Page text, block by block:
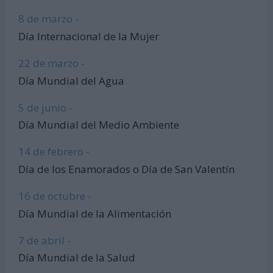
8 de marzo -
Día Internacional de la Mujer
22 de marzo -
Día Mundial del Agua
5 de junio -
Día Mundial del Medio Ambiente
14 de febrero -
Día de los Enamorados o Día de San Valentín
16 de octubre -
Día Mundial de la Alimentación
7 de abril -
Día Mundial de la Salud